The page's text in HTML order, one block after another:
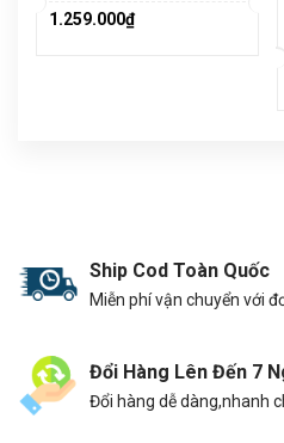
1.259.000₫
Ship Cod Toàn Quốc
Miễn phí vận chuyển với
Đổi Hàng Lên Đến 7
Đổi hàng dễ dàng,nhanh